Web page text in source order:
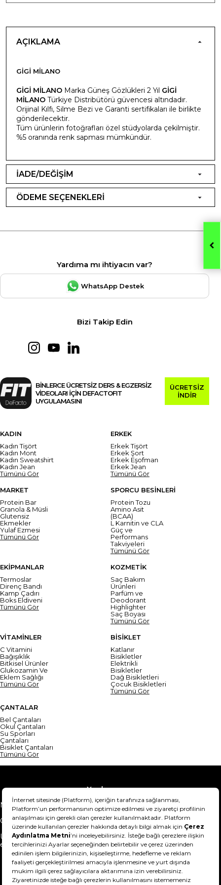
AÇIKLAMA
GİGİ MİLANO
GİGİ MİLANO Marka Güneş Gözlükleri 2 Yıl GİGİ
MİLANO Türkiye Distribütörü güvencesi altındadır.
Orijinal Kılfı, Silme Bezi ve Garanti sertifikaları ile birlikte
gönderilecektir.
Tüm ürünlerin fotoğrafları özel stüdyolarda çekilmiştir.
%5 oranında renk sapması mümkündür.
İADE/DEĞİŞİM
ÖDEME SEÇENEKLERİ
Yardıma mı ihtiyacın var?
WhatsApp Destek
Bizi Takip Edin
BİNLERCE ÜCRETSİZ DERS & EGZERSİZ
VİDEOLARI İÇİN DEFACTOFIT
UYGULAMASINI
ÜCRETSİZ
İNDİR
KADIN
Kadın Tişört
Kadın Mont
Kadın Sweatshirt
Kadın Jean
Tümünü Gör
ERKEK
Erkek Tişört
Erkek Şort
Erkek Eşofman
Erkek Jean
Tümünü Gör
MARKET
Protein Bar
Granola & Müsli
Glutensiz
Ekmekler
Yulaf Ezmesi
Tümünü Gör
SPORCU BESİNLERİ
Protein Tozu
Amino Asit
(BCAA)
L Karnitin ve CLA
Güç ve
Performans
Takviyeleri
Tümünü Gör
EKİPMANLAR
Termoslar
Direnç Bandı
Kamp Çadırı
Boks Eldiveni
Tümünü Gör
KOZMETİK
Saç Bakım
Ürünleri
Parfüm ve
Deodorant
Highlighter
Saç Boyası
Tümünü Gör
VİTAMİNLER
C Vitamini
Bağışıklık
Bitkisel Ürünler
Glukozamin Ve
Eklem Sağlığı
Tümünü Gör
BİSİKLET
Katlanır
Bisikletler
Elektrikli
Bisikletler
Dağ Bisikletleri
Çocuk Bisikletleri
Tümünü Gör
ÇANTALAR
Bel Çantaları
Okul Çantaları
Su Sporları
Çantaları
Bisiklet Çantaları
Tümünü Gör
Yardım
Mesafeli Satış Sözleşmesi
Teslimat Bilgisi
Gizlilik Sözleşmesi
Şartlar & Koşullar
Ürünümü nasıl iade
edebilirim?
Hakkımızda